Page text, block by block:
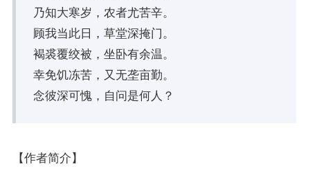
乃知大寒岁，农者尤苦辛。
顾我当此日，草堂深掩门。
褐裘覆绞被，坐卧有余温。
幸免饥冻苦，又无垄亩勤。
念彼深可愧，自问是何人？
【作者简介】